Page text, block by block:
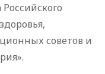
советов и